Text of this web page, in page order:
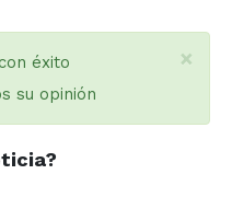
×
éxito
su opinión